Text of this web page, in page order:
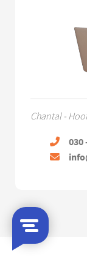
Chantal -
030